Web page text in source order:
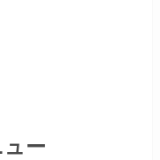
ー